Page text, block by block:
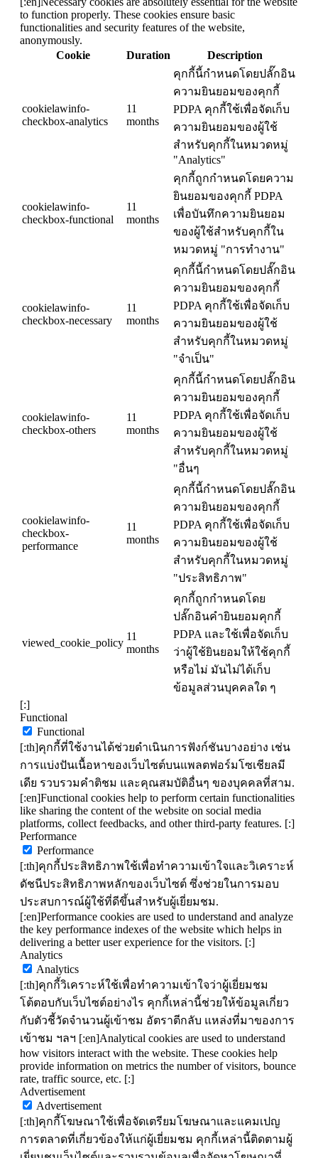
to function properly. These cookies ensure basic
functionalities and security features of the website,
anonymously.
Cookie
Duration Description
cookielawinfo-
checkbox-analytics
11
months
คุกกี้นี้กำหนดโดยปลั๊กอิน
ความยินยอมของคุกกี้
PDPA คุกกี้ใช้เพื่อจัดเก็บ
ความยินยอมของผู้ใช้
สำหรับคุกกี้ในหมวดหมู่
"Analytics"
cookielawinfo-
checkbox-functional
11
months
คุกกี้ถูกกำหนดโดยความ
ยินยอมของคุกกี้ PDPA
เพื่อบันทึกความยินยอม
ของผู้ใช้สำหรับคุกกี้ใน
หมวดหมู่ "การทำงาน"
cookielawinfo-
checkbox-necessary
11
months
คุกกี้นี้กำหนดโดยปลั๊กอิน
ความยินยอมของคุกกี้
PDPA คุกกี้ใช้เพื่อจัดเก็บ
ความยินยอมของผู้ใช้
สำหรับคุกกี้ในหมวดหมู่
"จำเป็น"
cookielawinfo-
checkbox-others
11
months
คุกกี้นี้กำหนดโดยปลั๊กอิน
ความยินยอมของคุกกี้
PDPA คุกกี้ใช้เพื่อจัดเก็บ
ความยินยอมของผู้ใช้
สำหรับคุกกี้ในหมวดหมู่
"อื่นๆ
cookielawinfo-
checkbox-
performance
11
months
คุกกี้นี้กำหนดโดยปลั๊กอิน
ความยินยอมของคุกกี้
PDPA คุกกี้ใช้เพื่อจัดเก็บ
ความยินยอมของผู้ใช้
สำหรับคุกกี้ในหมวดหมู่
"ประสิทธิภาพ"
viewed_cookie_policy
11
months
คุกกี้ถูกกำหนดโดย
ปลั๊กอินคำยินยอมคุกกี้
PDPA และใช้เพื่อจัดเก็บ
ว่าผู้ใช้ยินยอมให้ใช้คุกกี้
หรือไม่ มันไม่ได้เก็บ
ข้อมูลส่วนบุคคลใด ๆ
[:]
Functional
Functional
[:th]คุกกี้ที่ใช้งานได้ช่วยดำเนินการฟังก์ชันบางอย่าง เช่น
การแบ่งปันเนื้อหาของเว็บไซต์บนแพลตฟอร์มโซเชียลมี
เดีย รวบรวมคำติชม และคุณสมบัติอื่นๆ ของบุคคลที่สาม.
[:en]Functional cookies help to perform certain functionalities
like sharing the content of the website on social media
platforms, collect feedbacks, and other third-party features. [:]
Performance
Performance
[:th]คุกกี้ประสิทธิภาพใช้เพื่อทำความเข้าใจและวิเคราะห์
ดัชนีประสิทธิภาพหลักของเว็บไซต์ ซึ่งช่วยในการมอบ
ประสบการณ์ผู้ใช้ที่ดีขึ้นสำหรับผู้เยี่ยมชม.
[:en]Performance cookies are used to understand and analyze
the key performance indexes of the website which helps in
delivering a better user experience for the visitors. [:]
Analytics
Analytics
[:th]คุกกี้วิเคราะห์ใช้เพื่อทำความเข้าใจว่าผู้เยี่ยมชม
โต้ตอบกับเว็บไซต์อย่างไร คุกกี้เหล่านี้ช่วยให้ข้อมูลเกี่ยว
กับตัวชี้วัดจำนวนผู้เข้าชม อัตราตีกลับ แหล่งที่มาของการ
เข้าชม ฯลฯ [:en]Analytical cookies are used to understand
how visitors interact with the website. These cookies help
provide information on metrics the number of visitors, bounce
rate, traffic source, etc. [:]
Advertisement
Advertisement
[:th]คุกกี้โฆษณาใช้เพื่อจัดเตรียมโฆษณาและแคมเปญ
การตลาดที่เกี่ยวข้องให้แก่ผู้เยี่ยมชม คุกกี้เหล่านี้ติดตามผู้